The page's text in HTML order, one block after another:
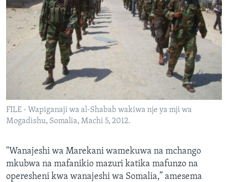
FILE - Wapiganaji wa al-Shabab wakiwa nje ya mji wa
Mogadishu, Somalia, Machi 5, 2012.
"Wanajeshi wa Marekani wamekuwa na mchango
mkubwa na mafanikio mazuri katika mafunzo na
operesheni kwa wanajeshi wa Somalia,” amesema